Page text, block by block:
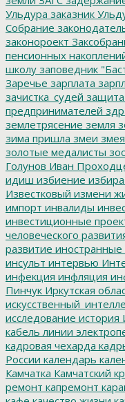
Ульдура заказник
Собрание
законороект
пенсионных
школу заповедник
Заречье зарплата
зачистка_судей
предпринимателей
землетрясение земля
зима пришла змеи змея
золотые медалисты
Голунов Иван
идиш избиение
Известковый измени
импорт инвалиды
инвестиционные
человеческого
развитие иностранные
инсульт интервью
инфекция инфляция
Пинчук Иркутская
исследование история
кабель линии
кадровая чехарда
России календарь
Камчатка Камчатский
ремонт капремонт